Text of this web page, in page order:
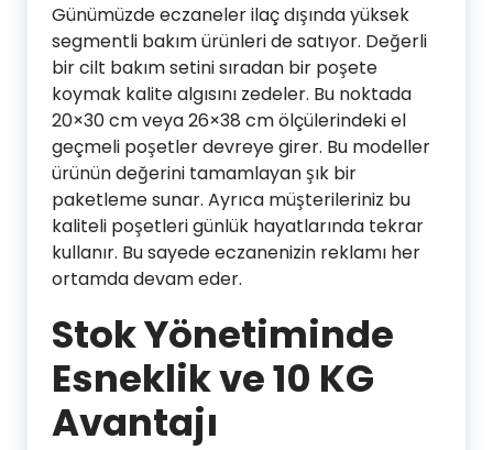
Günümüzde eczaneler ilaç dışında yüksek
segmentli bakım ürünleri de satıyor. Değerli
bir cilt bakım setini sıradan bir poşete
koymak kalite algısını zedeler. Bu noktada
20×30 cm veya 26×38 cm ölçülerindeki el
geçmeli poşetler devreye girer. Bu modeller
ürünün değerini tamamlayan şık bir
paketleme sunar. Ayrıca müşterileriniz bu
kaliteli poşetleri günlük hayatlarında tekrar
kullanır. Bu sayede eczanenizin reklamı her
ortamda devam eder.
Stok Yönetiminde
Esneklik ve 10 KG
Avantajı